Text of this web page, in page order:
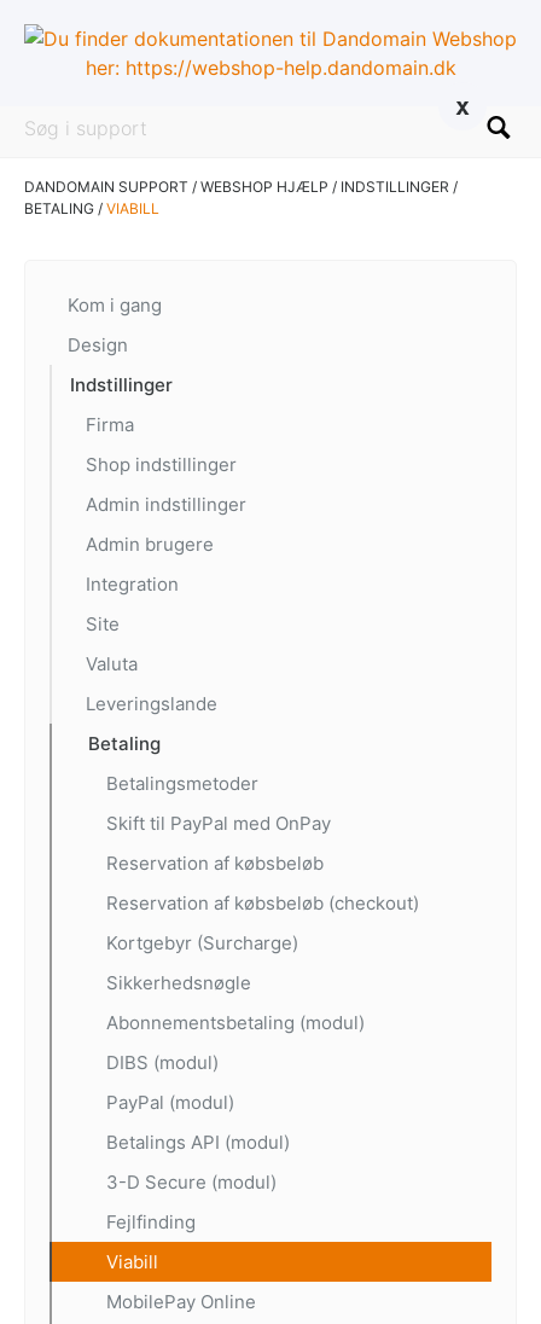
DANDOMAIN SUPPORT / WEBSHOP HJÆLP / INDSTILLINGER /
BETALING / VIABILL
Kom i gang
Design
Indstillinger
Firma
Shop indstillinger
Admin indstillinger
Admin brugere
Integration
Site
Valuta
Leveringslande
Betaling
Betalingsmetoder
Skift til PayPal med OnPay
Reservation af købsbeløb
Reservation af købsbeløb (checkout)
Kortgebyr (Surcharge)
Sikkerhedsnøgle
Abonnementsbetaling (modul)
DIBS (modul)
PayPal (modul)
Betalings API (modul)
3-D Secure (modul)
Fejlfinding
Viabill
MobilePay Online
x